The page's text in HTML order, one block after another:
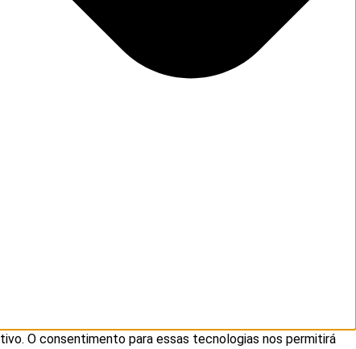
O consentimento para essas tecnologias nos permitirá